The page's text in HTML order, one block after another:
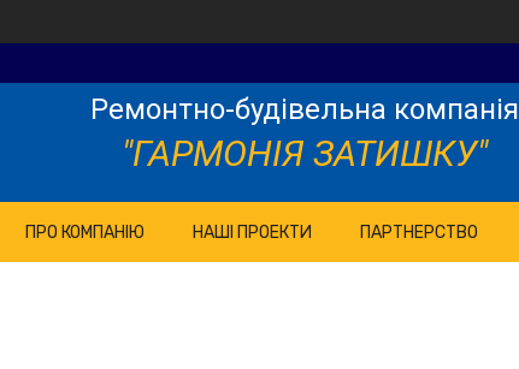
Ремонтно-будівельна компанія
"ГАРМОНІЯ ЗАТИШКУ"
ПРО КОМПАНІЮ НАШІ ПРОЕКТИ ПАРТНЕРСТВО